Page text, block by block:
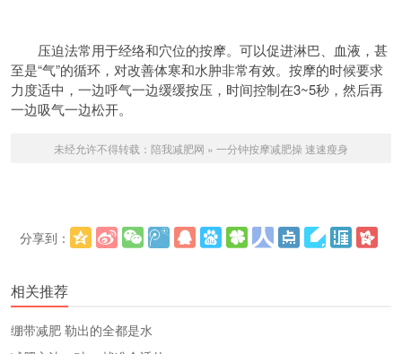
压迫法常用于经络和穴位的按摩。可以促进淋巴、血液，甚
至是“气”的循环，对改善体寒和水肿非常有效。按摩的时候要求
力度适中，一边呼气一边缓缓按压，时间控制在3~5秒，然后再
一边吸气一边松开。
未经允许不得转载： 陪我减肥网 » 一分钟按摩减肥操 速速瘦身
分享到：
相关推荐
绷带减肥 勒出的全都是水